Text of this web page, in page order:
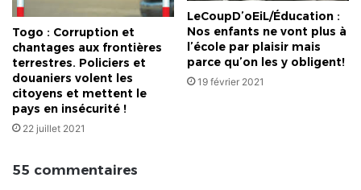
Togo : Corruption et
chantages aux frontières
terrestres. Policiers et
douaniers volent les
citoyens et mettent le
pays en insécurité !
22 juillet 2021
LeCoupD’oEiL/Éducation :
Nos enfants ne vont plus à
l’école par plaisir mais
parce qu’on les y obligent!
19 février 2021
55 commentaires